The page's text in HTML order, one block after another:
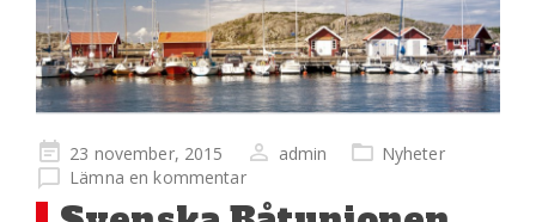
Publicerad
på
23 november, 2015 admin
Nyheter
Lämna en kommentar